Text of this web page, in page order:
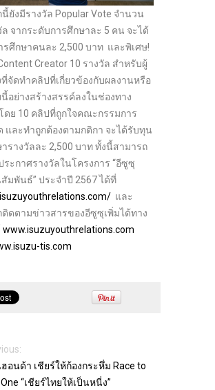
ยังมีรางวัล Popular Vote จำนวน
ล จากระดับการศึกษาละ 5 คน จะได้
รศึกษาคนละ 2,500 บาท และพิเศษ!
Creator 10 รางวัล สำหรับผู้
ที่จัดทำคลิปที่เกี่ยวข้องกับผลงานหรือ
อย่างสร้างสรรค์ลงในช่องทาง
ดย 10 คลิปที่ถูกใจคณะกรรมการ
และทำถูกต้องตามกติกา จะได้รับทุน
รางวัลละ 2,500 บาท ทั้งนี้สามารถ
ะกาศรางวัลในโครงการ “อีซูซุ
มพันธ์” ประจำปี 2567 ได้ที่
และ
ติดตามข่าวสารของอีซูซุเพิ่มได้ทาง
www.isuzuyouthrelations.com
tis.com
อนด้า เชียร์ให้ก้องกระหึ่ม Race to
“เชียร์ไทยให้เป็นหนี่ง”